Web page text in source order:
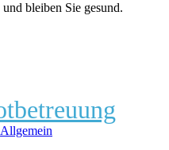
bleiben Sie gesund.
Allgemein